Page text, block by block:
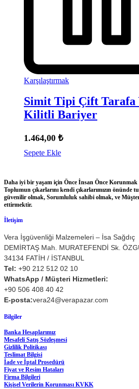
Karşılaştırmak
Simit Tipi Çift Tarafa
Kilitli Bariyer
1.464,00 ₺
Sepete Ekle
Daha iyi bir yaşam için Önce İnsan Önce Korunmak
Toplumun çıkarlarını kendi çıkarlarımızın
güvenilir olmak, Sorumluluk sahibi olmak, ve
ettirmektir.
İletişim
Vera İşgüvenliği Malzemeleri – İsa Sağdıç
DEMİRTAŞ Mah. MURATEFENDİ Sk.
34134 FATİH / İSTANBUL
Tel: +90 212 512 02 10
WhatsApp / Müşteri Hizmetleri:
+90 506 408 40 42
E-posta:vera24@verapazar.com
Bilgiler
Banka Hesaplarımız
Mesafeli Satış Sözleşmesi
Gizlilik Politikası
Teslimat Bilgisi
İade ve İptal Prosedürü
Fiyat ve Resim Hataları
Firma Bilgileri
Kişisel Verilerin Korunması KVKK